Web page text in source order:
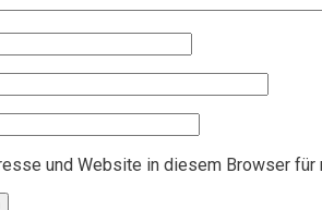
und Website in diesem Browser